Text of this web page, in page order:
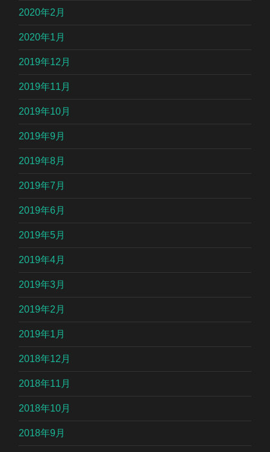
2020年2月
2020年1月
2019年12月
2019年11月
2019年10月
2019年9月
2019年8月
2019年7月
2019年6月
2019年5月
2019年4月
2019年3月
2019年2月
2019年1月
2018年12月
2018年11月
2018年10月
2018年9月